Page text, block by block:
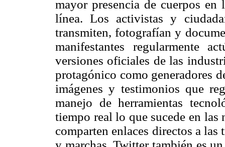
mayor presencia de cuerpos
línea. Los activistas y
transmiten, fotografían y
manifestantes regularmente
versiones oficiales de las
protagónico como generadores
imágenes y testimonios que
manejo de herramientas
tiempo real lo que sucede en
comparten enlaces directos a